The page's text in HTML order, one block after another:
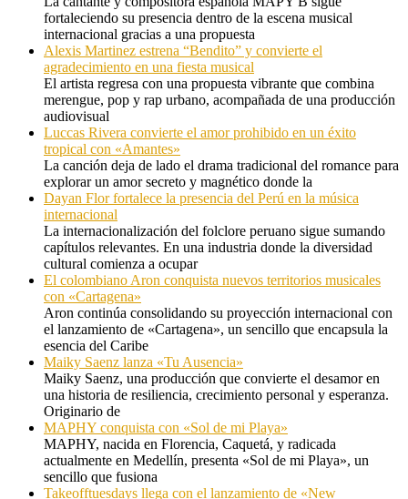
fortaleciendo su presencia dentro de la escena musical
internacional gracias a una propuesta
Alexis Martinez estrena “Bendito” y convierte el
agradecimiento en una fiesta musical
El artista regresa con una propuesta vibrante que combina
merengue, pop y rap urbano, acompañada de una producción
audiovisual
Luccas Rivera convierte el amor prohibido en un éxito
tropical con «Amantes»
La canción deja de lado el drama tradicional del romance para
explorar un amor secreto y magnético donde la
Dayan Flor fortalece la presencia del Perú en la música
internacional
La internacionalización del folclore peruano sigue sumando
capítulos relevantes. En una industria donde la diversidad
cultural comienza a ocupar
El colombiano Aron conquista nuevos territorios musicales
con «Cartagena»
Aron continúa consolidando su proyección internacional con
el lanzamiento de «Cartagena», un sencillo que encapsula la
esencia del Caribe
Maiky Saenz lanza «Tu Ausencia»
Maiky Saenz, una producción que convierte el desamor en
una historia de resiliencia, crecimiento personal y esperanza.
Originario de
MAPHY conquista con «Sol de mi Playa»
MAPHY, nacida en Florencia, Caquetá, y radicada
actualmente en Medellín, presenta «Sol de mi Playa», un
sencillo que fusiona
Takeofftuesdays llega con el lanzamiento de «New